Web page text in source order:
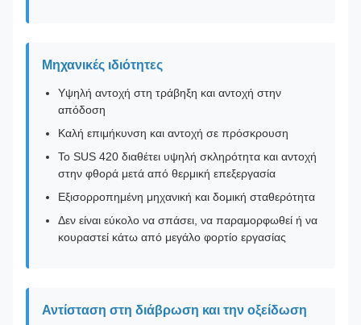
Μηχανικές ιδιότητες
Υψηλή αντοχή στη τράβηξη και αντοχή στην
απόδοση
Καλή επιμήκυνση και αντοχή σε πρόσκρουση
Το SUS 420 διαθέτει υψηλή σκληρότητα και αντοχή
στην φθορά μετά από θερμική επεξεργασία
Εξισορροπημένη μηχανική και δομική σταθερότητα
Δεν είναι εύκολο να σπάσει, να παραμορφωθεί ή να
κουραστεί κάτω από μεγάλο φορτίο εργασίας
Αντίσταση στη διάβρωση και την οξείδωση